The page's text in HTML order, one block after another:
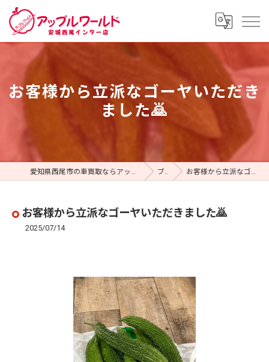
お客様から立派なゴーヤいただき
ました🙇
愛知県西尾市の車買取ならアップルワールド 安城西尾インター店 ブログ お客様から立派なゴーヤいただきました🙇
お客様から立派なゴーヤいただきました🙇
2025/07/14